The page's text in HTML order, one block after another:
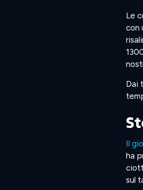
Le
con
Dai
Il
ha
sul